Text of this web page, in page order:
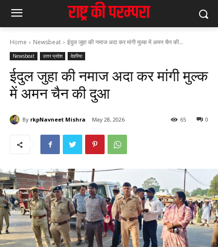
Home Newsbeat ईदुल जुहा की नमाज अदा कर मांगी मुल्क में अमन चैन की...
Newsbeat उत्तर प्रदेश देवरिया
ईदुल जुहा की नमाज अदा कर मांगी मुल्क
में अमन चैन की दुआ
By rkpNavneet Mishra May 28, 2026 0
65